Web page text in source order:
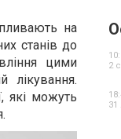
на
станів до
цими
лікування.
які можуть
2
31